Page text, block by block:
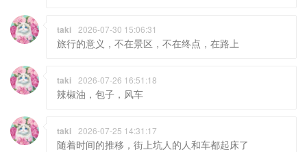
taki 2026-07-30 15:06:31
旅行的意义，不在景区，不在终点，在路上
taki 2026-07-26 16:51:18
辣椒油，包子，风车
taki 2026-07-25 14:31:17
随着时间的推移，街上坑人的人和车都起床了